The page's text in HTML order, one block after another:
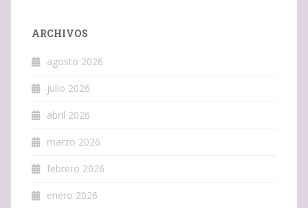
ARCHIVOS
agosto 2026
julio 2026
abril 2026
marzo 2026
febrero 2026
enero 2026